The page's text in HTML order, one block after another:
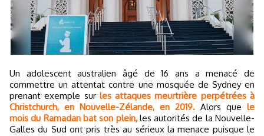
Un adolescent australien âgé de 16 ans a menacé de
commettre un attentat contre une mosquée de Sydney en
prenant exemple sur les attaques meurtrière perpétrées à
Christchurch, en Nouvelle-Zélande, en 2019. Alors que le
mois du Ramadan bat son plein,les autorités de la Nouvelle-
Galles du Sud ont pris très au sérieux la menace puisque le